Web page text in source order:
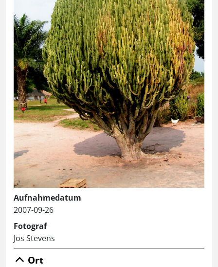
Aufnahmedatum
2007-09-26
Fotograf
Jos Stevens
Ort